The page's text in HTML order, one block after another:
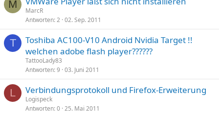
M
MarcR
Antworten 2 02. Sep. 2011
T
Toshiba AC100-V10 Android Nvidia Target !!
welchen adobe flash player??????
TattooLady83
Antworten 9 03. Juni 2011
L Verbindungsprotokoll und Firefox-Erweiterung
Logispeck
Antworten 0 25. Mai 2011